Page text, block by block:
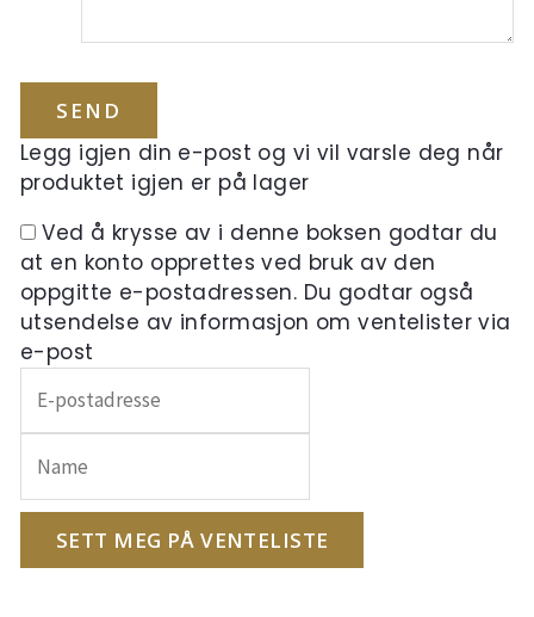
Legg igjen din e-post og vi vil varsle deg når
produktet igjen er på lager
Ved å krysse av i denne boksen godtar du
at en konto opprettes ved bruk av den
oppgitte e-postadressen. Du godtar også
utsendelse av informasjon om ventelister via
e-post
inn
e-
postadressen
din
SETT MEG PÅ VENTELISTE